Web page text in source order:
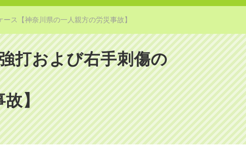
ス【神奈川県の一人親方の労災事故】
打および右手刺傷の
故】